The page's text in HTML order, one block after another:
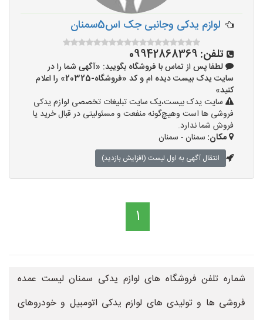
لوازم یدکی وجانبی جک اس5سمنان
تلفن: 09942868369
لطفا پس از تماس با فروشگاه بگویید: «آگهی شما را در
سایت یدک بیست دیده ام و کد «فروشگاه-20325» را اعلام
کنید»
سایت یدک بیست،یک سایت تبلیغات تخصصی لوازم یدکی
فروشی ها است وهیچ‌گونه منفعت و مسئولیتی در قبال خرید یا
فروش شما ندارد.
مکان: سمنان - سمنان
انتقال آگهی به اول لیست (افزایش بازدید)
1
شماره تلفن فروشگاه های لوازم یدکی سمنان لیست عمده
فروشی ها و تولیدی های لوازم یدکی اتومبیل و خودروهای